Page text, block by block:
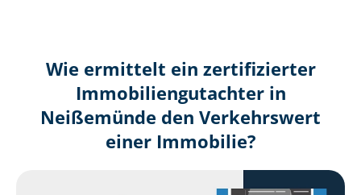
Wie ermittelt ein zertifizierter
Immobilien­gutachter in
Neißemünde den Verkehrswert
einer Immobilie?